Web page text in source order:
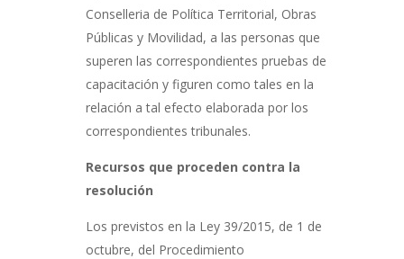
Conselleria de Política Territorial, Obras
Públicas y Movilidad, a las personas que
superen las correspondientes pruebas de
capacitación y figuren como tales en la
relación a tal efecto elaborada por los
correspondientes tribunales.
Recursos que proceden contra la
resolución
Los previstos en la Ley 39/2015, de 1 de
octubre, del Procedimiento